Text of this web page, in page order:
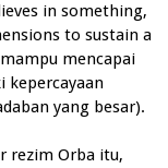
in something,
to sustain a
mencapai
kepercayaan
yang besar).
rezim Orba itu,